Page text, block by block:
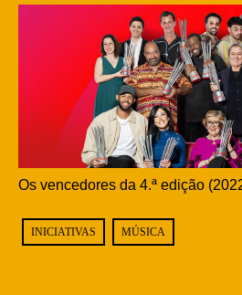
Os vencedores da 4.ª edição
INICIATIVAS MÚSICA